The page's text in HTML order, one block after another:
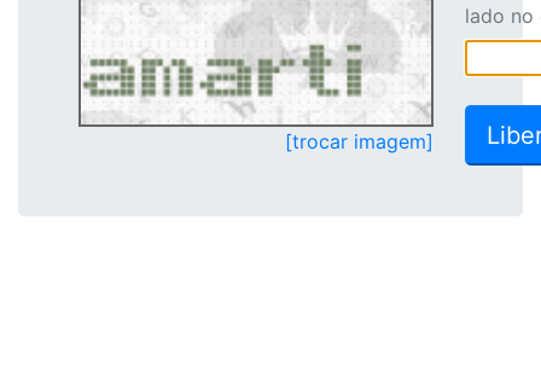
[trocar imagem]
lado no